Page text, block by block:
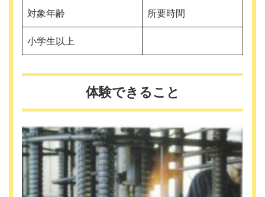
対象年齢 所要時間
小学生以上
体験できること